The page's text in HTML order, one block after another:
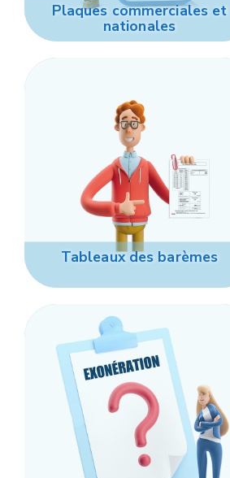
Plaques commerciales et
nationales
Tableaux des barèmes